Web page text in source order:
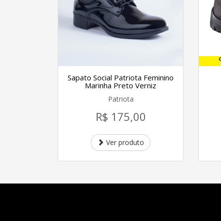
Sapato Social Patriota Feminino
Marinha Preto Verniz
Patriota
R$ 175,00
Ver produto